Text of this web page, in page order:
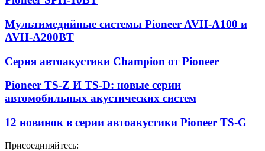
Мультимедийные системы Pioneer AVH-A100 и
AVH-A200BT
Серия автоакустики Champion от Pioneer
Pioneer TS-Z И TS-D: новые серии
автомобильных акустических систем
12 новинок в серии автоакустики Pioneer TS-G
Присоединяйтесь: